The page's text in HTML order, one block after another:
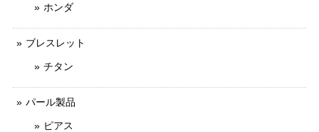
ホンダ
ブレスレット
チタン
パール製品
ピアス